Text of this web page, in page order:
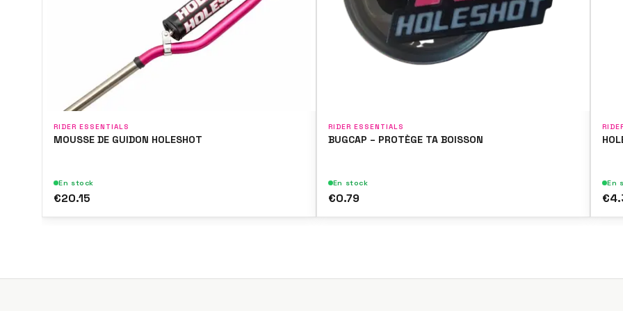
RIDER ESSENTIALS
MOUSSE DE GUIDON HOLESHOT
En stock
€20.15
RIDER ESSENTIALS
BUGCAP – PROTÈGE TA BOISSON
En stock
€0.79
En